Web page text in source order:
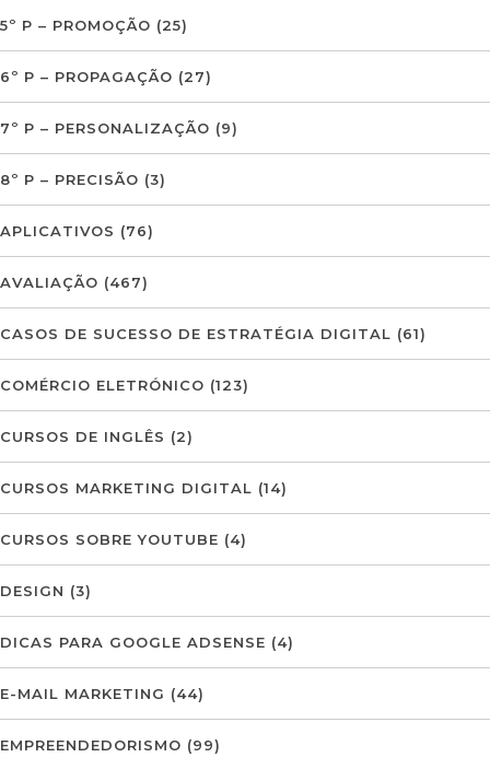
5º P – PROMOÇÃO (25)
6º P – PROPAGAÇÃO (27)
7º P – PERSONALIZAÇÃO (9)
8º P – PRECISÃO (3)
APLICATIVOS (76)
AVALIAÇÃO (467)
CASOS DE SUCESSO DE ESTRATÉGIA DIGITAL (61)
COMÉRCIO ELETRÓNICO (123)
CURSOS DE INGLÊS (2)
CURSOS MARKETING DIGITAL (14)
CURSOS SOBRE YOUTUBE (4)
DESIGN (3)
DICAS PARA GOOGLE ADSENSE (4)
E-MAIL MARKETING (44)
EMPREENDEDORISMO (99)